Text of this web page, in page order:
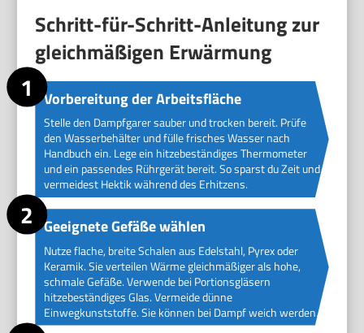
Schritt-für-Schritt-Anleitung zur
gleichmäßigen Erwärmung
Vorbereitung der Arbeitsfläche
Stelle den Dampfgarer sauber und trocken bereit. Prüfe
den Wasserbehälter und fülle frisches Wasser nach
Handbuch ein. Lege ein hitzebeständiges Thermometer
und ein passendes Rührgerät bereit. So sparst du Zeit und
vermeidest Hektik während des Erhitzens.
Geeignete Gefäße wählen
Nutze flache, breite Schalen aus Edelstahl, Pyrex oder
Keramik. Sie verteilen Wärme gleichmäßiger als hohe,
schmale Gefäße. Verwende bei Portionsgläsern
hitzebeständiges Glas. Vermeide dünne
Einwegkunststoffe. Sie können bei Dampf weich werden.